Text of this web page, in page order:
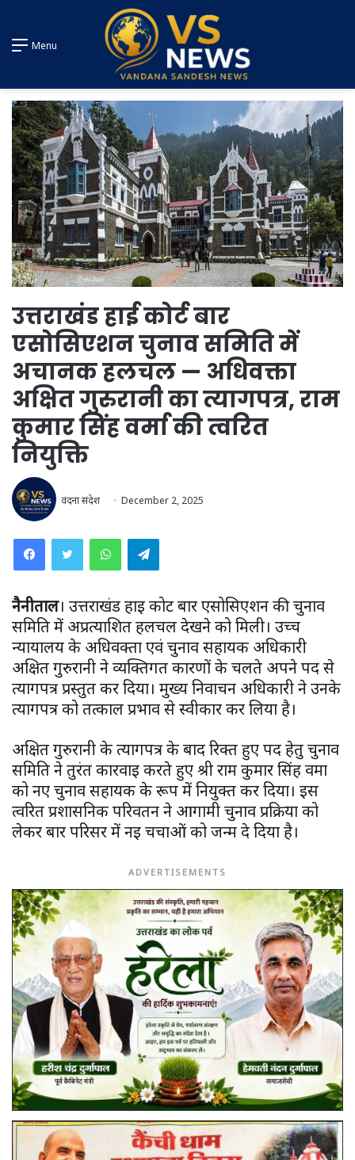
Menu
उत्तराखंड हाई कोर्ट बार
एसोसिएशन चुनाव समिति में
अचानक हलचल — अधिवक्ता
अक्षित गुरुरानी का त्यागपत्र, राम
कुमार सिंह वर्मा की त्वरित
नियुक्ति
वंदना संदेश December 2, 2025
WhatsAppTelegram
नैनीताल। उत्तराखंड हाई कोर्ट बार एसोसिएशन की चुनाव
समिति में अप्रत्याशित हलचल देखने को मिली। उच्च
न्यायालय के अधिवक्ता एवं चुनाव सहायक अधिकारी
अक्षित गुरुरानी ने व्यक्तिगत कारणों के चलते अपने पद से
त्यागपत्र प्रस्तुत कर दिया। मुख्य निर्वाचन अधिकारी ने उनके
त्यागपत्र को तत्काल प्रभाव से स्वीकार कर लिया है।
अक्षित गुरुरानी के त्यागपत्र के बाद रिक्त हुए पद हेतु चुनाव
समिति ने तुरंत कार्रवाई करते हुए श्री राम कुमार सिंह वर्मा
को नए चुनाव सहायक के रूप में नियुक्त कर दिया। इस
त्वरित प्रशासनिक परिवर्तन ने आगामी चुनाव प्रक्रिया को
लेकर बार परिसर में नई चर्चाओं को जन्म दे दिया है।
ADVERTISEMENTS